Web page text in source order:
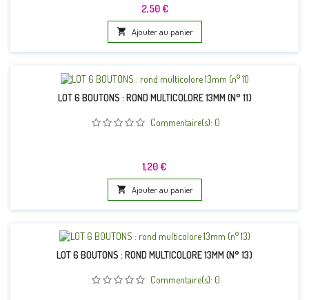
Prix
2,50 €
 Ajouter au panier
LOT 6 BOUTONS : ROND MULTICOLORE 13MM (N° 11)
Commentaire(s): 0
Prix
1,20 €
 Ajouter au panier
LOT 6 BOUTONS : ROND MULTICOLORE 13MM (N° 13)
Commentaire(s): 0